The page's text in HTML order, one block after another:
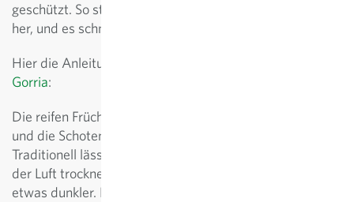
geschützt. So stellen wir unser Piment eben namenlos
her, und es schmeckt trotzdem gut.
Hier die Anleitung für ein Chilipulver aus der
Gorria:
Die reifen Früchte werden geerntet, die Kerne entfernt
und die Schoten z. B. im Dörrautomaten getrocknet.
Traditionell lässt man die Früchte etwa einen Monat an
der Luft trocknen. Sie reifen dann nach und werden
etwas dunkler. Die trockenen Früchte werden in einem